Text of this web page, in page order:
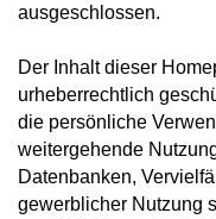
ausgeschlossen.
Der Inhalt dieser
urheberrechtlich
die persönliche
weitergehende
Datenbanken,
gewerblicher Nutzung